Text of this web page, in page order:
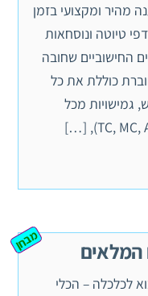
מהיר ומקצועי בזמן
טיוטה ונוסחאות
החישוביים שחובה
כוללת את כל
גמישויות מכל
המלאים מבחן
לכלכלה – הכלי